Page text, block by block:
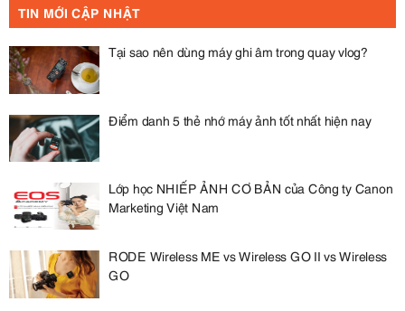
TIN MỚI CẬP NHẬT
Tại sao nên dùng máy ghi âm trong quay vlog?
Điểm danh 5 thẻ nhớ máy ảnh tốt nhất hiện nay
Lớp học NHIẾP ẢNH CƠ BẢN của Công ty Canon
Marketing Việt Nam
RODE Wireless ME vs Wireless GO II vs Wireless
GO